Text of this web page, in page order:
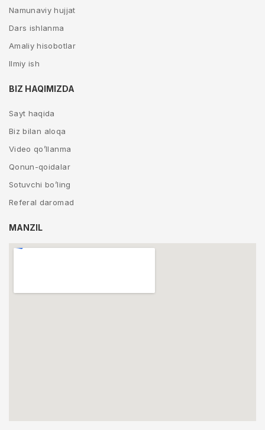
Namunaviy hujjat
Dars ishlanma
Amaliy hisobotlar
Ilmiy ish
BIZ HAQIMIZDA
Sayt haqida
Biz bilan aloqa
Video qo’llanma
Qonun-qoidalar
Sotuvchi bo’ling
Referal daromad
MANZIL